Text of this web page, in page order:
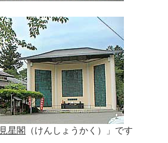
見星閣 （けんしょうかく）」です